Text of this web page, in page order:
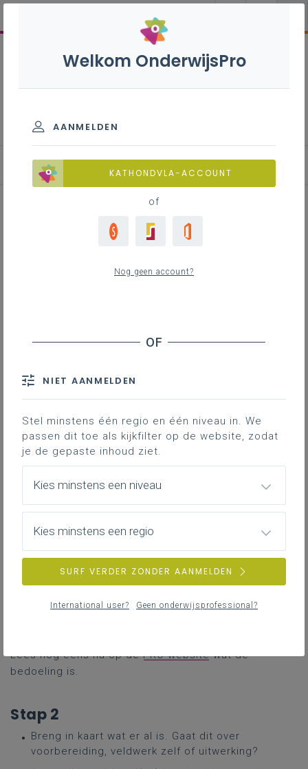
Op weg naar een leerlijn
Stap 1
Stap 3
Stap 4
Een fiche die de vakgroep aardrijkskunde
kan helpen bij het opstellen van een
leerlijn ‘Terreintechnieken’.
Want ‘onze leerlingen zetten
terreintechnieken functioneel in, in elke
graad’
Gekoppelde leerplannen
Lees nog eens na op dePRO-websitewat de
bedoeling is.
Stap 2
Breng in kaart wat er al is. Gaat dit over
voorbereiding, veldwerk zelf of uitwerking?
Welkom OnderwijsPro
AANMELDEN
KATHONDVLA-ACCOUNT
of
Nog geen account?
NIET AANMELDEN
Stel minstens één regio en één niveau in. We
passen dit toe als kijkfilter op de website, zodat
je de gepaste inhoud ziet.
Kies minstens een niveau
Kies minstens een regio
SURF VERDER ZONDER AANMELDEN
International user? Geen onderwijsprofessional?